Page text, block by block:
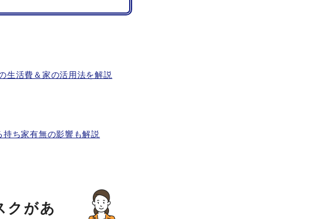
生活費＆家の活用法を解説
ち家有無の影響も解説
クがあ